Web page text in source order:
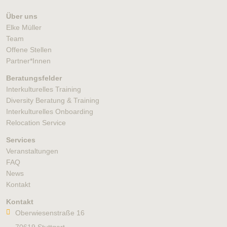
Über uns
Elke Müller
Team
Offene Stellen
Partner*Innen
Beratungsfelder
Interkulturelles Training
Diversity Beratung & Training
Interkulturelles Onboarding
Relocation Service
Services
Veranstaltungen
FAQ
News
Kontakt
Kontakt
Oberwiesenstraße 16